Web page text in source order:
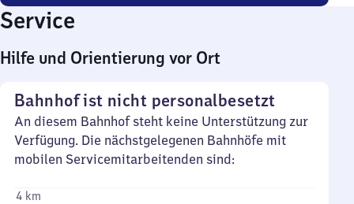
Service
Hilfe und Orientierung vor Ort
Bahnhof ist nicht personalbesetzt
An diesem Bahnhof steht keine Unterstützung zur
Verfügung. Die nächstgelegenen Bahnhöfe mit
mobilen Servicemitarbeitenden sind:
4 km